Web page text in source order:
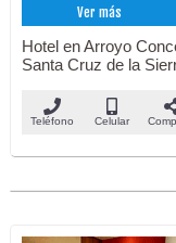
Ver más
Hotel en Arroyo
Santa Cruz de la
Teléfono Celular